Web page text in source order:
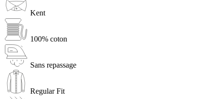
Kent
100% coton
Sans repassage
Regular Fit